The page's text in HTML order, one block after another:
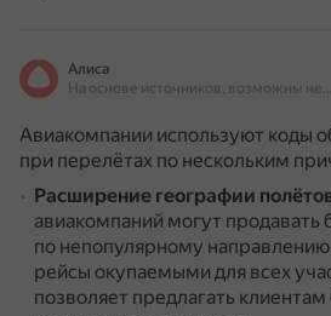
Алиса
На основе источников, возможны неточности
Авиакомпании используют коды
при перелётах по нескольким
Расширение географии
авиакомпаний могут продавать
по непопулярному
рейсы окупаемыми для всех
позволяет предлагать